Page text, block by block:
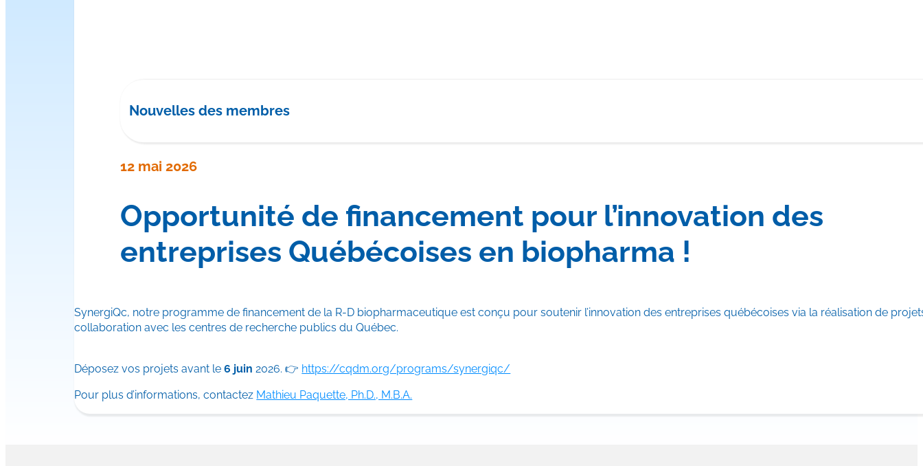
Nouvelles des membres
12 mai 2026
Opportunité de financement pour l’innovation des
entreprises Québécoises en biopharma !
SynergiQc, notre programme de financement de la R-D biopharmaceutique est conçu pour soutenir l’innovation des entreprises québécoises via la réalisation de
collaboration avec les centres de recherche publics du Québec.
Déposez vos projets avant le6 juin2026. 👉 https://cqdm.org/programs/synergiqc/
Pour plus d’informations, contactez Mathieu Paquette, Ph.D., M.B.A.